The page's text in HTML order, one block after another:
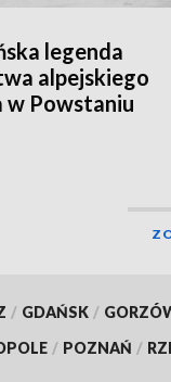
legenda
alpejskiego
w Powstaniu
/ GDAŃSK /
/ POZNAŃ /